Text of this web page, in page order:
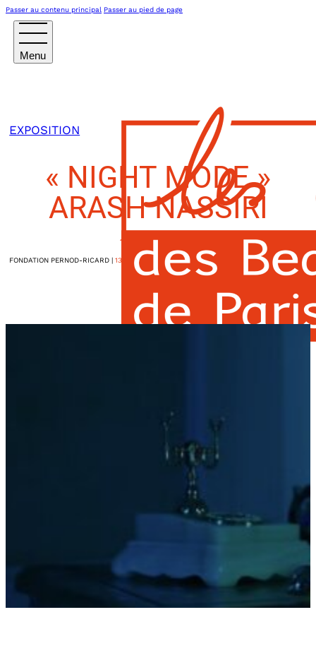
Passer au contenu principal Passer au pied de page
EXPOSITION
« NIGHT MODE »
ARASH NASSIRI
19 JUIN 2026
FONDATION PERNOD-RICARD
13h30
1, cours Paul Ricard